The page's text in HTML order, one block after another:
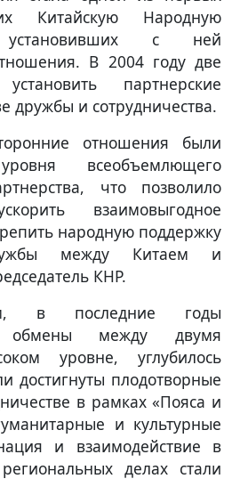
Китайскую Народную
с ней
В 2004 году две
партнерские
дружбы и сотрудничества.
отношения были
всеобъемлющего
что позволило
взаимовыгодное
народную поддержку
между Китаем и
КНР.
в последние годы
обмены между двумя
уровне, углубилось
достигнуты плодотворные
в рамках «Пояса и
и культурные
и взаимодействие в
делах стали